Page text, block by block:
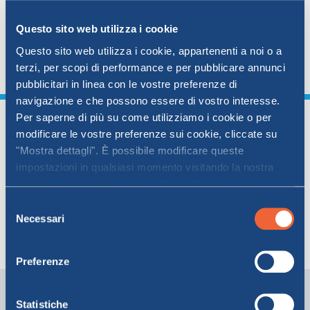
Questo sito web utilizza i cookie
Questo sito web utilizza i cookie, appartenenti a noi o a
terzi, per scopi di performance e per pubblicare annunci
pubblicitari in linea con le vostre preferenze di
navigazione e che possono essere di vostro interesse.
Per saperne di più su come utilizziamo i cookie o per
modificare le vostre preferenze sui cookie, cliccate su
"Mostra dettagli". È possibile modificare queste
impostazioni in qualsiasi momento visitando la nostra
politica sui cookiee seguendo le istruzioni in essa
selezionati", l’utente accetta la memorizzazione dei
delNecessari
Preferenze
Statistiche
ASSISTENZA
Assistenza
Assistenza 02 76028132
presentarsi all’imbarco con largo anticipo (almeno 3
ore) a causa del traffico portuale molto intenso.
Grazie per la collaborazione e buon viaggio.
Assistenza
personalizzata
Pagamento
protetto e sicuro